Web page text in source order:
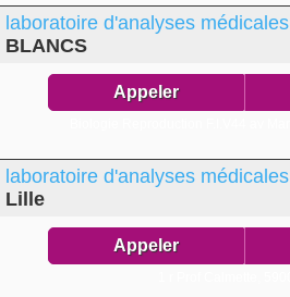
laboratoire d'analyses médicales
BLANCS
Appeler
laboratoire d'analyses médicales
Lille
Appeler